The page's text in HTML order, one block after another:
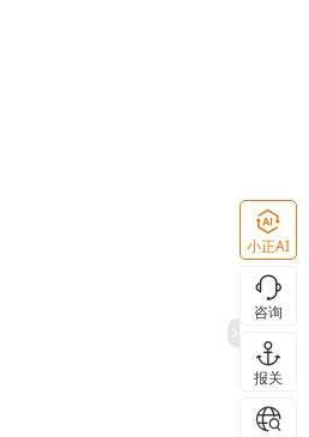
小正AI
咨询
报关